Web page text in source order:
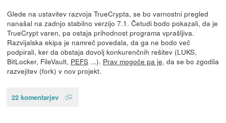
Glede na ustavitev razvoja TrueCrypta, se bo varnostni pregled
nanašal na zadnjo stabilno verzijo 7.1. Četudi bodo pokazali, da je
TrueCrypt varen, pa ostaja prihodnost programa vprašljiva.
Razvijalska ekipa je namreč povedala, da ga ne bodo več
podpirali, ker da obstaja dovolj konkurenčnih rešitev (LUKS,
BitLocker, FileVault, PEFS...). Prav mogoče pa je, da se bo zgodila
razvejitev (fork) v nov projekt.
22 komentarjev